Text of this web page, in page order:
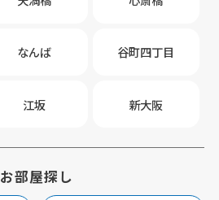
なんば 谷町四丁目
江坂 新大阪
お部屋探し